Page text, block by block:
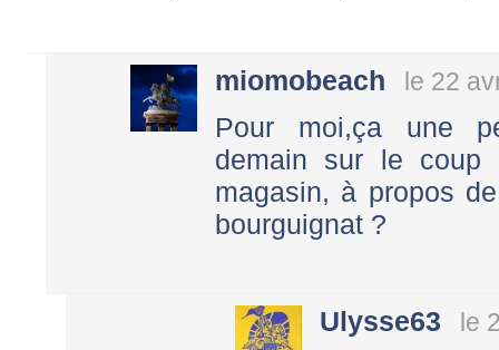
miomobeach le 22
Pour moi,ça une
demain sur le
magasin, à propos
bourguignat ?
Ulysse63 le